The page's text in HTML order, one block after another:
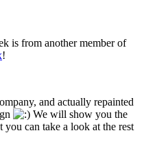
is from another member of
!
and actually repainted
We will show you the
can take a look at the rest